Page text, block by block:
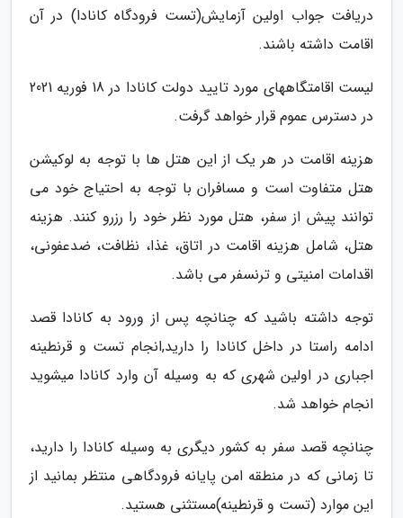
دریافت جواب اولین آزمایش(تست فرودگاه کانادا) در آن
اقامت داشته باشند.
لیست اقامتگاههای مورد تایید دولت کانادا در 18 فوریه 2021
در دسترس عموم قرار خواهد گرفت.
هزینه اقامت در هر یک از این هتل ها با توجه به لوکیشن
هتل متفاوت است و مسافران با توجه به احتیاج خود می
توانند پیش از سفر، هتل مورد نظر خود را رزرو کنند. هزینه
هتل، شامل هزینه اقامت در اتاق، غذا، نظافت، ضدعفونی،
اقدامات امنیتی و ترنسفر می باشد.
توجه داشته باشید که چنانچه پس از ورود به کانادا قصد
ادامه راستا در داخل کانادا را دارید,انجام تست و قرنطینه
اجباری در اولین شهری که به وسیله آن وارد کانادا میشوید
انجام خواهد شد.
چنانچه قصد سفر به کشور دیگری به وسیله کانادا را دارید،
تا زمانی که در منطقه امن پایانه فرودگاهی منتظر بمانید از
این موارد (تست و قرنطینه)مستثنی هستید.